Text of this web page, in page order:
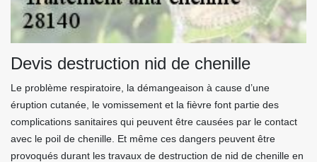
Devis destruction nid de chenille
Le problème respiratoire, la démangeaison à cause d’une
éruption cutanée, le vomissement et la fièvre font partie des
complications sanitaires qui peuvent être causées par le contact
avec le poil de chenille. Et même ces dangers peuvent être
provoqués durant les travaux de destruction de nid de chenille en